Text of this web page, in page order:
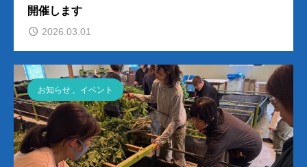
開催します
2026.03.01
お知らせ イベント